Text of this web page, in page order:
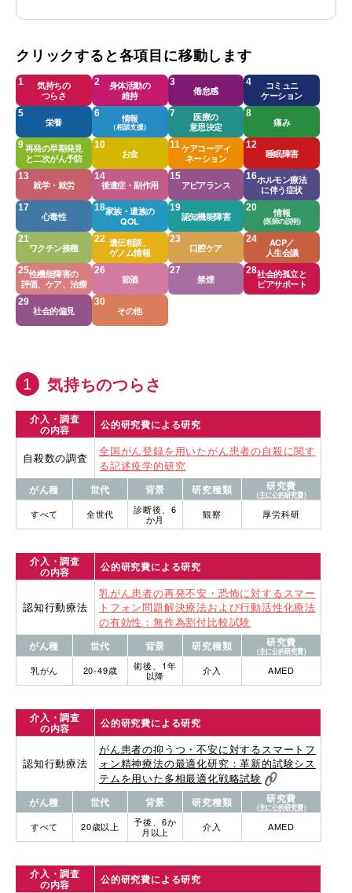
クリックすると各項目に移動します
気持ちの
つらさ
身体活動の
維持
倦怠感
コミュニ
ケーション
栄養 情報
（相談支援）
医療の
意思決定
痛み
再発の早期発見
と二次がん予防
お金
ケアコーディ
ネーション
睡眠障害
就学・就労 後遺症・副作用 アピアランス
ホルモン療法
に伴う症状
心毒性
家族・遺族の
QOL
認知機能障害 情報
(医師の説明)
ワクチン接種
遺伝相談、
ゲノム情報
口腔ケア
ACP／
人生会議
性機能障害の
評価、ケア、治療
節酒 禁煙
社会的孤立と
ピアサポート
社会的偏見 その他
気持ちのつらさ
介入・調査
の内容 公的研究費による研究
自殺数の調査
全国がん登録を用いたがん患者の自殺に関す
る記述疫学的研究
がん種 世代 背景 研究種類 研究費
（主に公的研究費）
すべて 全世代
診断後、6
か月
観察 厚労科研
介入・調査
の内容 公的研究費による研究
認知行動療法
乳がん患者の再発不安・恐怖に対するスマー
トフォン問題解決療法および行動活性化療法
の有効性：無作為割付比較試験
がん種 世代 背景 研究種類 研究費
（主に公的研究費）
乳がん 20-49歳
術後、1年
以降
介入 AMED
介入・調査
の内容 公的研究費による研究
認知行動療法
がん患者の抑うつ・不安に対するスマートフ
ォン精神療法の最適化研究：革新的試験シス
テムを用いた多相最適化戦略試験
がん種 世代 背景 研究種類 研究費
（主に公的研究費）
すべて 20歳以上
予後、6か
月以上
介入 AMED
介入・調査
の内容 公的研究費による研究